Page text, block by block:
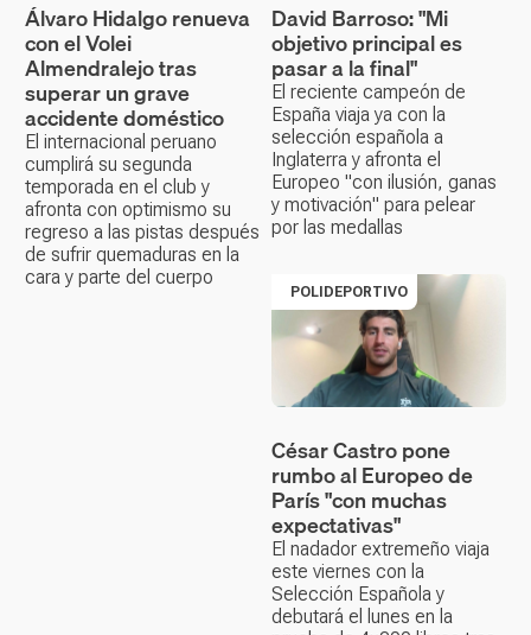
Álvaro Hidalgo renueva
con el Volei
Almendralejo tras
superar un grave
accidente doméstico
El internacional peruano
cumplirá su segunda
temporada en el club y
afronta con optimismo su
regreso a las pistas después
de sufrir quemaduras en la
cara y parte del cuerpo
David Barroso: "Mi
objetivo principal es
pasar a la final"
El reciente campeón de
España viaja ya con la
selección española a
Inglaterra y afronta el
Europeo "con ilusión, ganas
y motivación" para pelear
por las medallas
POLIDEPORTIVO
César Castro pone
rumbo al Europeo de
París "con muchas
expectativas"
El nadador extremeño viaja
este viernes con la
Selección Española y
debutará el lunes en la